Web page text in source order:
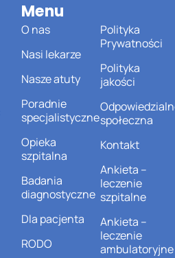
Menu
O nas
Nasi lekarze
Nasze atuty
Poradnie
specjalistyczne
Opieka
szpitalna
Badania
diagnostyczne
Dla pacjenta
RODO
Polityka
Prywatności
Polityka
jakości
społeczna
Kontakt
Ankieta –
leczenie
szpitalne
Ankieta –
leczenie
ambulatoryjne